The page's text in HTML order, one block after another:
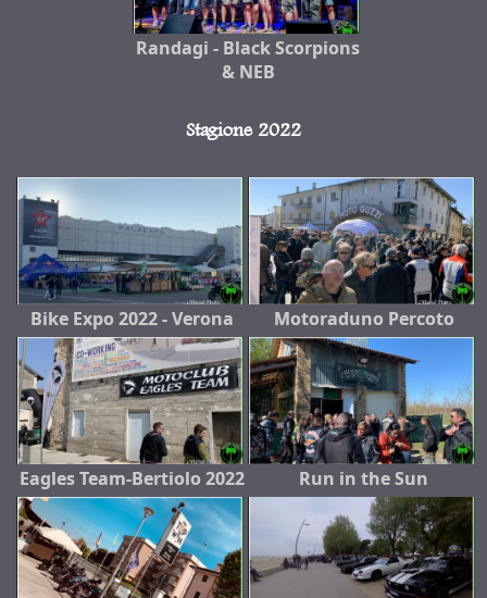
Randagi - Black Scorpions
& NEB
Stagione 2022
Bike Expo 2022 - Verona Motoraduno Percoto
Eagles Team-Bertiolo 2022 Run in the Sun